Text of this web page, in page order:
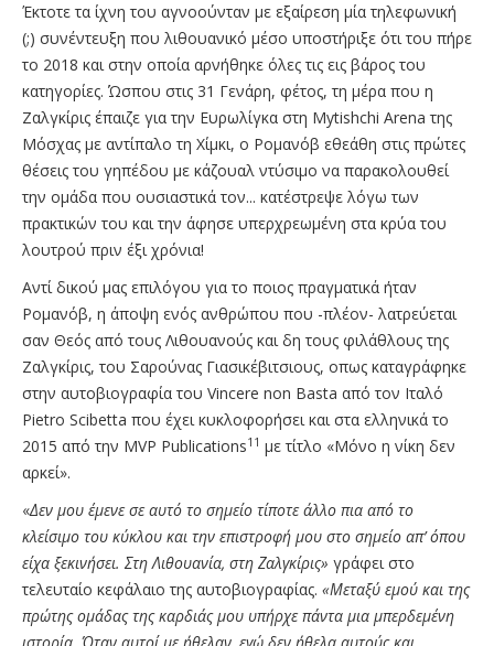
Έκτοτε τα ίχνη του αγνοούνταν με εξαίρεση μία τηλεφωνική
(;) συνέντευξη που λιθουανικό μέσο υποστήριξε ότι του πήρε
το 2018 και στην οποία αρνήθηκε όλες τις εις βάρος του
κατηγορίες. Ώσπου στις 31 Γενάρη, φέτος, τη μέρα που η
Ζαλγκίρις έπαιζε για την Ευρωλίγκα στη Mytishchi Arena της
Μόσχας με αντίπαλο τη Χίμκι, ο Ρομανόβ εθεάθη στις πρώτες
θέσεις του γηπέδου με κάζουαλ ντύσιμο να παρακολουθεί
την ομάδα που ουσιαστικά τον... κατέστρεψε λόγω των
πρακτικών του και την άφησε υπερχρεωμένη στα κρύα του
λουτρού πριν έξι χρόνια!
Αντί δικού μας επιλόγου για το ποιος πραγματικά ήταν
Ρομανόβ, η άποψη ενός ανθρώπου που -πλέον- λατρεύεται
σαν Θεός από τους Λιθουανούς και δη τους φιλάθλους της
Ζαλγκίρις, του Σαρούνας Γιασικέβιτσιους, οπως καταγράφηκε
στην αυτοβιογραφία του Vincere non Basta από τον Ιταλό
Pietro Scibetta που έχει κυκλοφορήσει και στα ελληνικά το
2015 από την MVP Publications11 με τίτλο «Μόνο η νίκη δεν
αρκεί».
«Δεν μου έμενε σε αυτό το σημείο τίποτε άλλο πια από το
κλείσιμο του κύκλου και την επιστροφή μου στο σημείο απ’ όπου
είχα ξεκινήσει. Στη Λιθουανία, στη Ζαλγκίρις» γράφει στο
τελευταίο κεφάλαιο της αυτοβιογραφίας. «Μεταξύ εμού και της
πρώτης ομάδας της καρδιάς μου υπήρχε πάντα μια μπερδεμένη